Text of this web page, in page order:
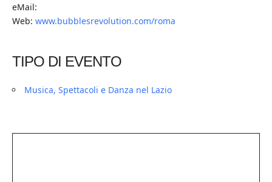
eMail:
Web: www.bubblesrevolution.com/roma
TIPO DI EVENTO
Musica, Spettacoli e Danza nel Lazio